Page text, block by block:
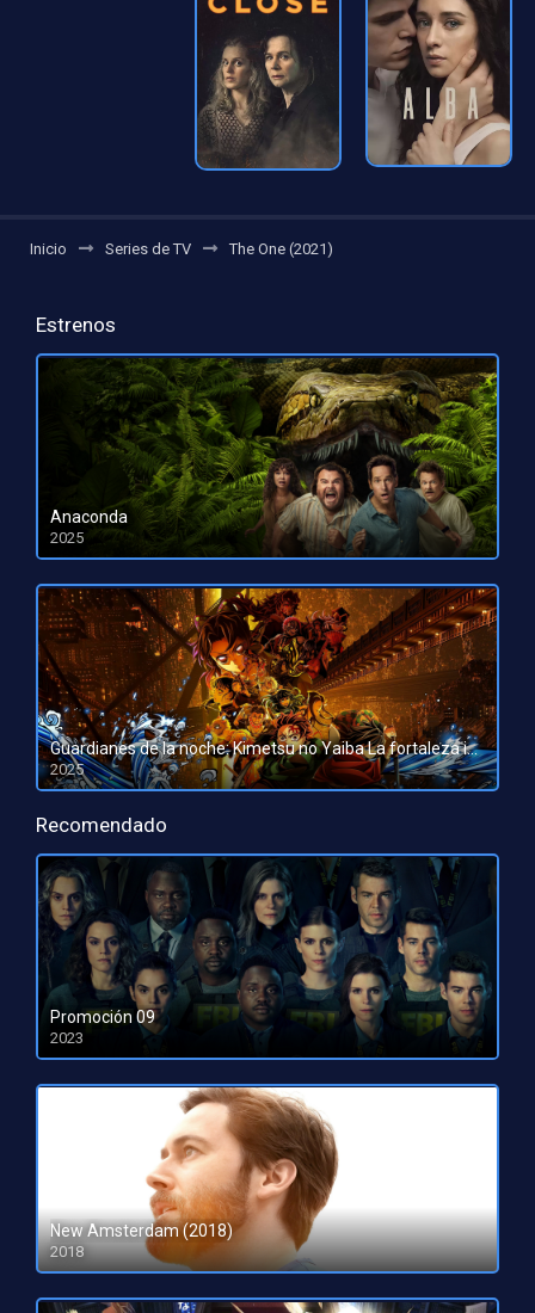
Inicio Series de TV The One (2021)
Estrenos
Anaconda
2025
HD 1080pHD 720p
Guardianes de la noche: Kimetsu no Yaiba La fortaleza infinita
2025
HD 1080pHD 720p
Recomendado
Promoción 09
2023
HD 1080pHD 720p
New Amsterdam (2018)
2018